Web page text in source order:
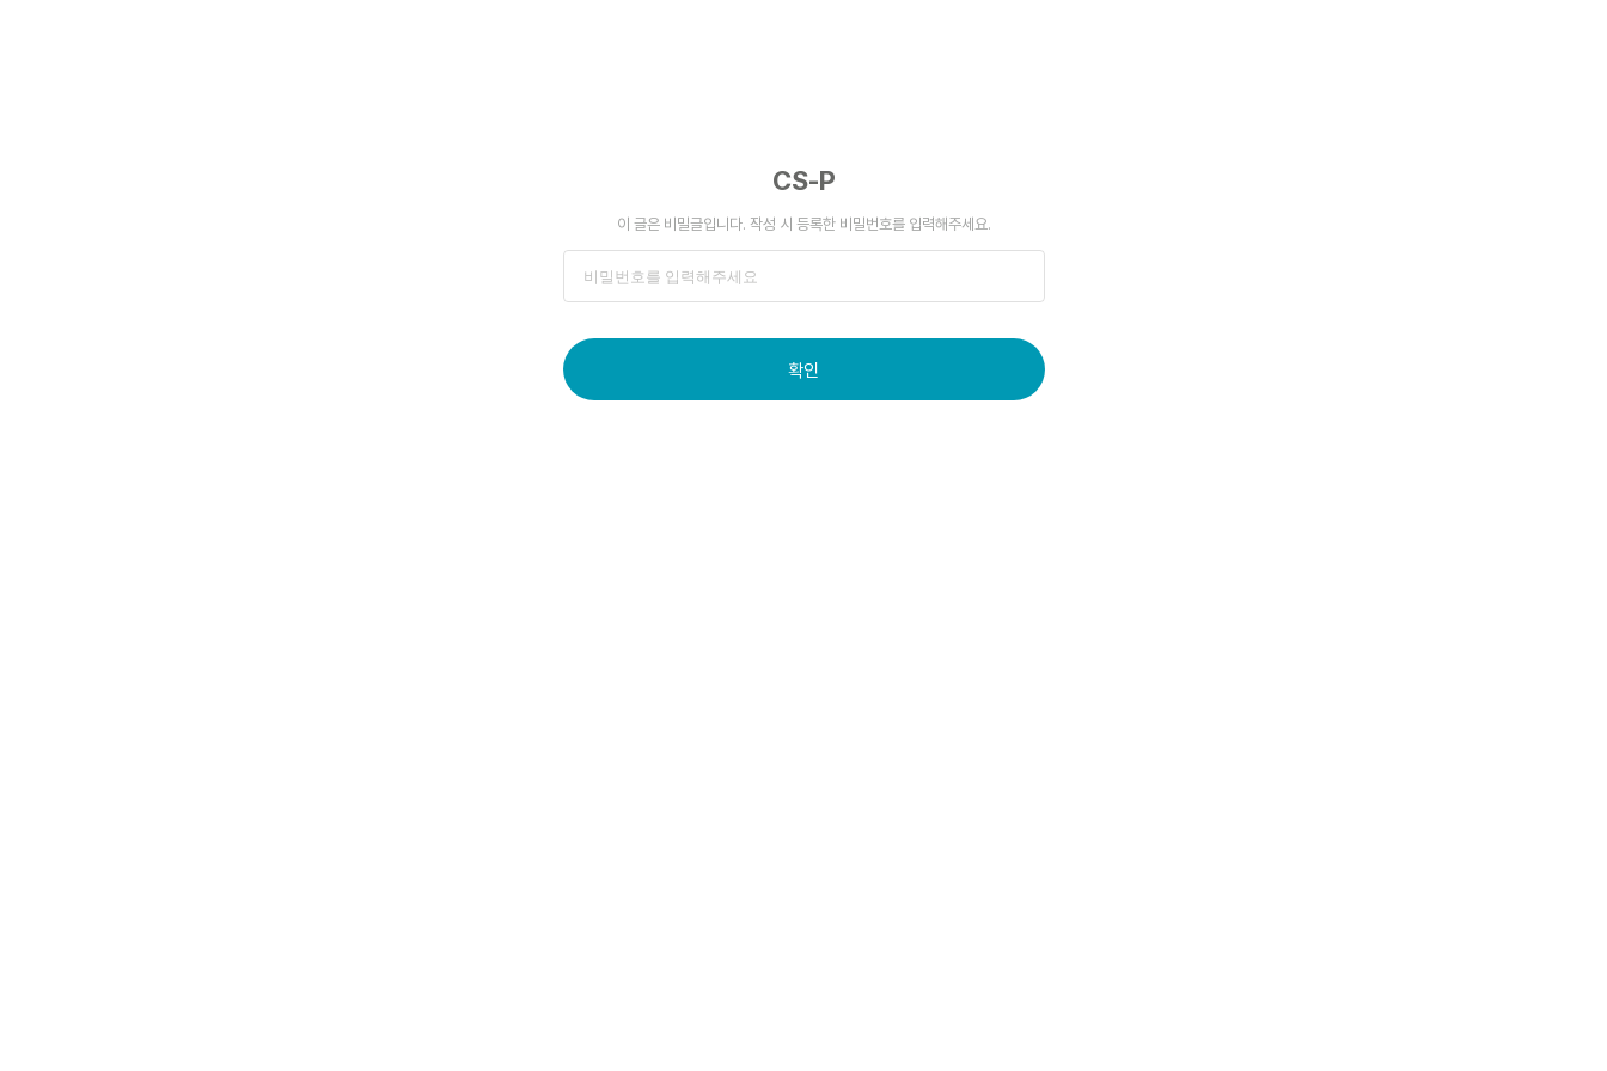
CS-P
이 글은 비밀글입니다. 작성 시 등록한 비밀번호를 입력해주세요.
확인